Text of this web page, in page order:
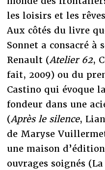
les loisirs et les
Aux côtés du livre
Sonnet a consacré à
Renault (Atelier 62,
fait, 2009) ou du
Castino qui évoque
fondeur dans une
(Après le silence,
de Maryse
une maison
ouvrages soignés